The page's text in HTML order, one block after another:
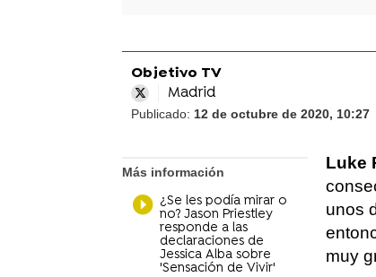
Objetivo TV
Madrid
Publicado: 12 de octubre de 2020, 10:27
Más información
¿Se les podía mirar o
no? Jason Priestley
responde a las
declaraciones de
Jessica Alba sobre
'Sensación de Vivir'
Luke
unos
muy